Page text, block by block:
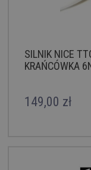
SILNIK NICE
KRAŃCÓWKA
149,00 zł